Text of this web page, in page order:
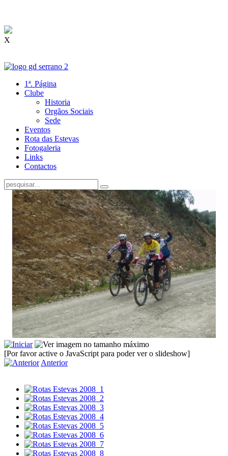
X
1ª. Página
Clube
Historia
Orgãos Sociais
Sede
Eventos
Rota das Estevas
Fotogaleria
Links
Contactos
[Por favor active o JavaScript para poder ver o slideshow]
Anterior